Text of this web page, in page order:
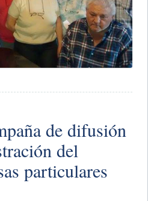
de difusión
del
particulares